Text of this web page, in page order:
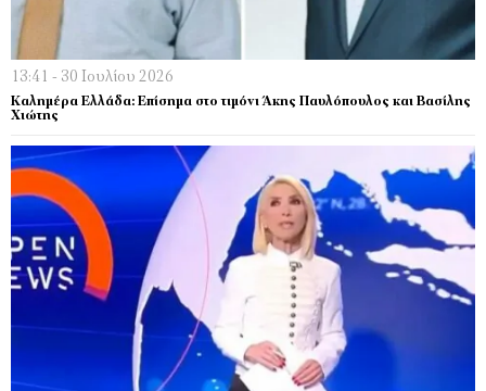
13:41 - 30 Ιουλίου 2026
Καλημέρα Ελλάδα: Επίσημα στο τιμόνι Άκης Παυλόπουλος και Βασίλης
Χιώτης